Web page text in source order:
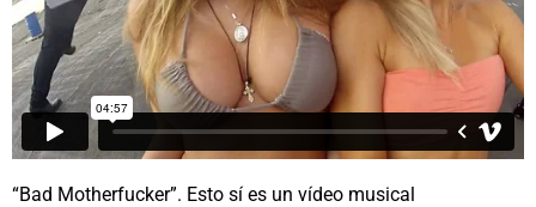
“Bad Motherfucker”. Esto sí es un vídeo musical